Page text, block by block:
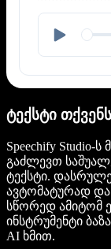
ტექსტი
Speechify Studio-
გაძლევთ
ტექსტი.
ავტომატურად და
სწორედ ამიტომ
ინსტრუმენტი
AI ხმით.